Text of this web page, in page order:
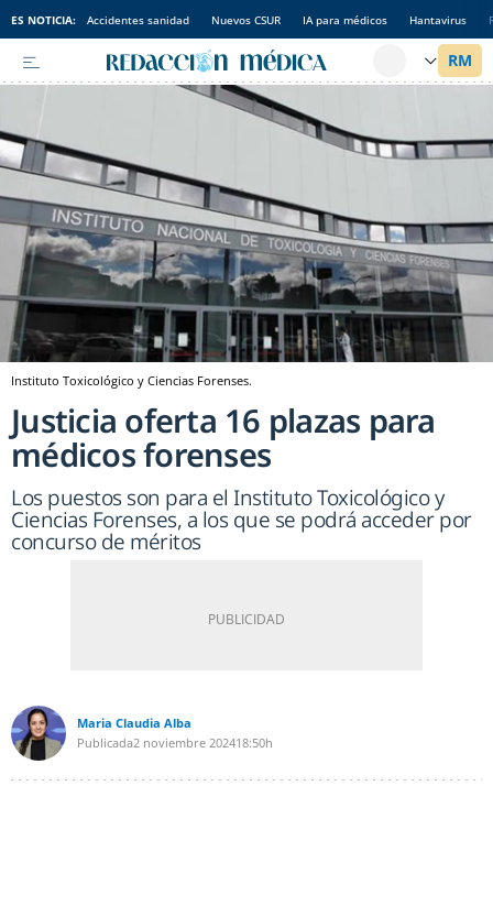
ES NOTICIA: Accidentes sanidad Nuevos CSUR IA para médicos Hantavirus
Instituto Toxicológico y Ciencias Forenses.
Justicia oferta 16 plazas para
médicos forenses
Los puestos son para el Instituto Toxicológico y
Ciencias Forenses, a los que se podrá acceder por
concurso de méritos
Maria Claudia Alba
Publicada2 noviembre 202418:50h